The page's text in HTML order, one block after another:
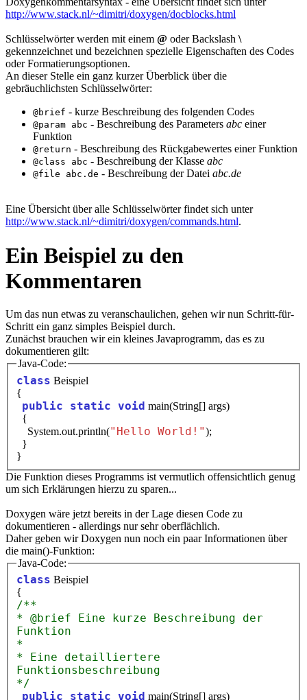
http://www.stack.nl/~dimitri/doxygen/docblocks.html
Schlüsselwörter werden mit einem @ oder Backslash \
gekennzeichnet und bezeichnen spezielle Eigenschaften des Codes
oder Formatierungsoptionen.
An dieser Stelle ein ganz kurzer Überblick über die
gebräuchlichsten Schlüsselwörter:
@brief - kurze Beschreibung des folgenden Codes
@param abc - Beschreibung des Parameters abc einer
Funktion
@return - Beschreibung des Rückgabewertes einer Funktion
@class abc - Beschreibung der Klasse abc
@file abc.de - Beschreibung der Datei abc.de
Eine Übersicht über alle Schlüsselwörter findet sich unter
http://www.stack.nl/~dimitri/doxygen/commands.html.
Ein Beispiel zu den
Kommentaren
Um das nun etwas zu veranschaulichen, gehen wir nun Schritt-für-
Schritt ein ganz simples Beispiel durch.
Zunächst brauchen wir ein kleines Javaprogramm, das es zu
dokumentieren gilt:
Java-Code:
class Beispiel
{
public static void main(String[] args)
{
System.out.println("Hello World!");
}
}
Die Funktion dieses Programms ist vermutlich offensichtlich genug
um sich Erklärungen hierzu zu sparen...
Doxygen wäre jetzt bereits in der Lage diesen Code zu
dokumentieren - allerdings nur sehr oberflächlich.
Daher geben wir Doxygen nun noch ein paar Informationen über
die main()-Funktion:
Java-Code:
class Beispiel
{
/**
* @brief Eine kurze Beschreibung der
Funktion
*
* Eine detailliertere
Funktionsbeschreibung
*/
public static void main(String[] args)